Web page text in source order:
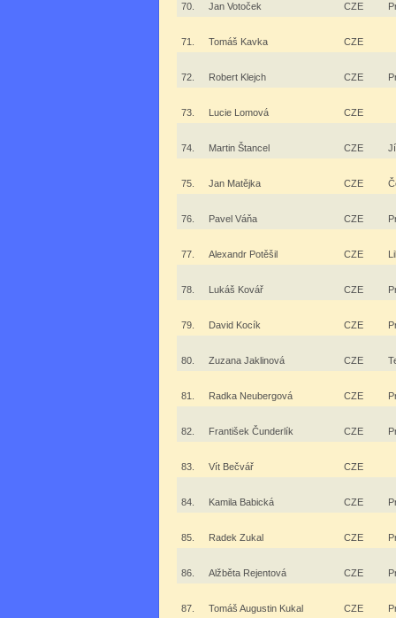
70. Jan Votoček CZE
71. Tomáš Kavka CZE
72. Robert Klejch CZE
73. Lucie Lomová CZE
74. Martin Štancel CZE
75. Jan Matějka CZE
76. Pavel Váňa CZE
77. Alexandr Potěšil CZE
78. Lukáš Kovář CZE
79. David Kocík CZE
80. Zuzana Jaklinová CZE
81. Radka Neubergová CZE
82. František Čunderlík CZE
83. Vít Bečvář CZE
84. Kamila Babická CZE
85. Radek Zukal CZE
86. Alžběta Rejentová CZE
87. Tomáš Augustin Kukal CZE